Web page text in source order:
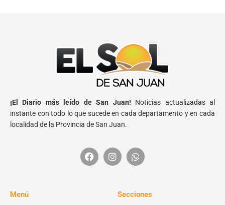
¡El Diario más leído de San Juan! Noticias actualizadas al
instante con todo lo que sucede en cada departamento y en cada
localidad de la Provincia de San Juan.
Menú Secciones